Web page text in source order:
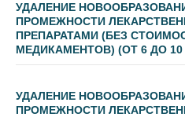
УДАЛЕНИЕ
ПРОМЕЖНОСТИ
ПРЕПАРАТАМИ (БЕЗ
МЕДИКАМЕНТОВ) (ОТ 6 ДО 10
УДАЛЕНИЕ
ПРОМЕЖНОСТИ